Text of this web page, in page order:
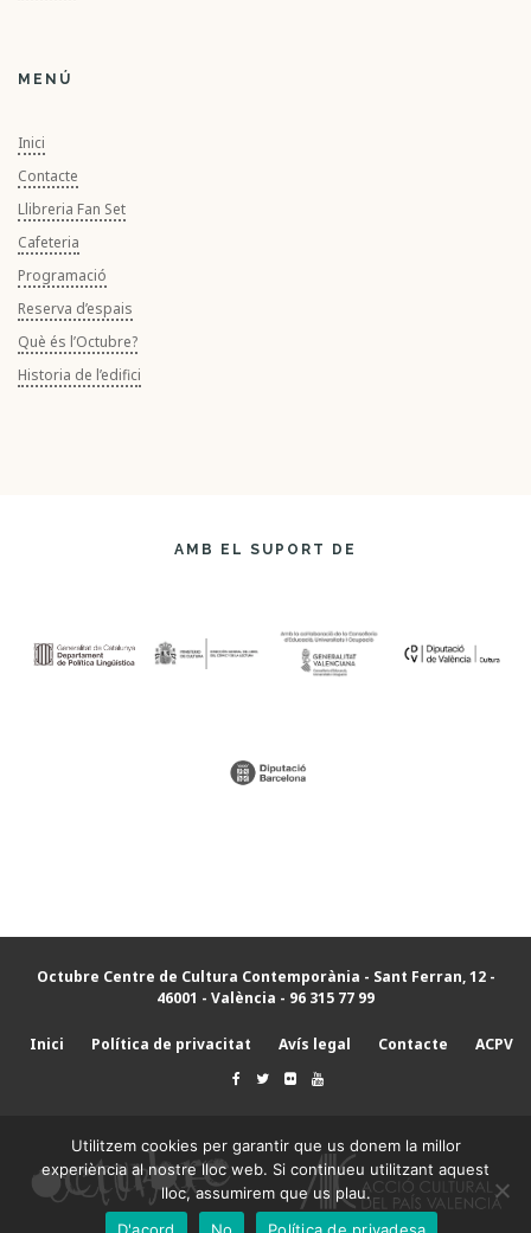
MENÚ
Inici
Contacte
Llibreria Fan Set
Cafeteria
Programació
Reserva d’espais
Què és l’Octubre?
Historia de l’edifici
AMB EL SUPORT DE
Octubre Centre de Cultura Contemporània - Sant Ferran, 12 -
46001 - València - 96 315 77 99
Inici Política de privacitat Avís legal Contacte ACPV
Utilitzem cookies per garantir que us donem la millor
experiència al nostre lloc web. Si continueu utilitzant aquest
lloc, assumirem que us plau.
D'acord
No Política de privadesa